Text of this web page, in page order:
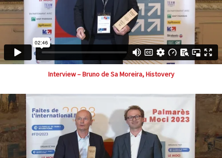
Interview – Bruno de Sa Moreira, Histovery